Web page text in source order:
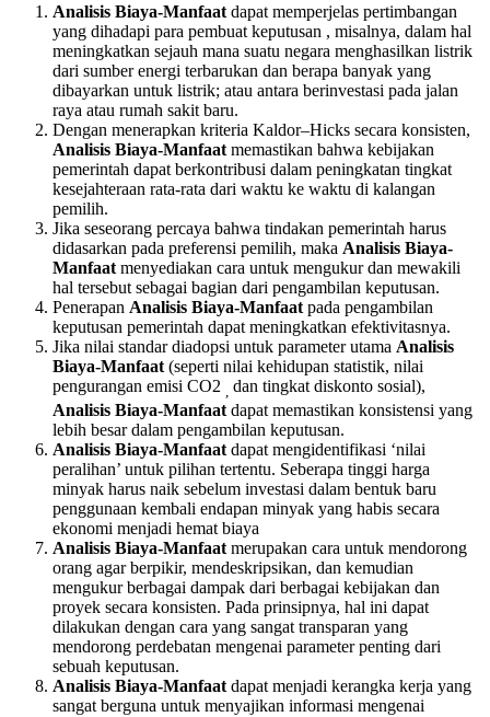
Analisis Biaya-Manfaat dapat memperjelas pertimbangan
yang dihadapi para pembuat keputusan , misalnya, dalam hal
meningkatkan sejauh mana suatu negara menghasilkan listrik
dari sumber energi terbarukan dan berapa banyak yang
dibayarkan untuk listrik; atau antara berinvestasi pada jalan
raya atau rumah sakit baru.
Dengan menerapkan kriteria Kaldor–Hicks secara konsisten,
Analisis Biaya-Manfaat memastikan bahwa kebijakan
pemerintah dapat berkontribusi dalam peningkatan tingkat
kesejahteraan rata-rata dari waktu ke waktu di kalangan
pemilih.
Jika seseorang percaya bahwa tindakan pemerintah harus
didasarkan pada preferensi pemilih, maka Analisis Biaya-
Manfaat menyediakan cara untuk mengukur dan mewakili
hal tersebut sebagai bagian dari pengambilan keputusan.
Penerapan Analisis Biaya-Manfaat pada pengambilan
keputusan pemerintah dapat meningkatkan efektivitasnya.
Jika nilai standar diadopsi untuk parameter utama Analisis
Biaya-Manfaat (seperti nilai kehidupan statistik, nilai
pengurangan emisi CO2 , dan tingkat diskonto sosial),
Analisis Biaya-Manfaat dapat memastikan konsistensi yang
lebih besar dalam pengambilan keputusan.
Analisis Biaya-Manfaat dapat mengidentifikasi ‘nilai
peralihan’ untuk pilihan tertentu. Seberapa tinggi harga
minyak harus naik sebelum investasi dalam bentuk baru
penggunaan kembali endapan minyak yang habis secara
ekonomi menjadi hemat biaya
Analisis Biaya-Manfaat merupakan cara untuk mendorong
orang agar berpikir, mendeskripsikan, dan kemudian
mengukur berbagai dampak dari berbagai kebijakan dan
proyek secara konsisten. Pada prinsipnya, hal ini dapat
dilakukan dengan cara yang sangat transparan yang
mendorong perdebatan mengenai parameter penting dari
sebuah keputusan.
Analisis Biaya-Manfaat dapat menjadi kerangka kerja yang
sangat berguna untuk menyajikan informasi mengenai